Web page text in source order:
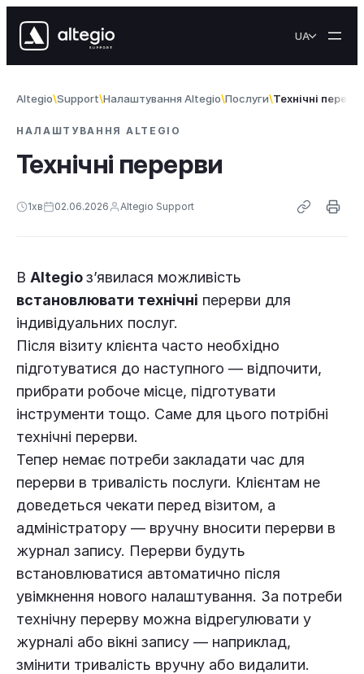
UA
Altegio Support Налаштування Altegio Послуги Технічні
НАЛАШТУВАННЯ ALTEGIO
Технічні перерви
1хв 02.06.2026 Altegio Support
В Altegioз’явилася можливість
встановлювати технічні перерви для
індивідуальних послуг.
Після візиту клієнта часто необхідно
підготуватися до наступного — відпочити,
прибрати робоче місце, підготувати
інструменти тощо. Саме для цього потрібні
технічні перерви.
Тепер немає потреби закладати час для
перерви в тривалість послуги. Клієнтам не
доведеться чекати перед візитом, а
адміністратору — вручну вносити перерви в
журнал запису. Перерви будуть
встановлюватися автоматично після
увімкнення нового налаштування. За потреби
технічну перерву можна відрегулювати у
журналі або вікні запису — наприклад,
змінити тривалість вручну або видалити.